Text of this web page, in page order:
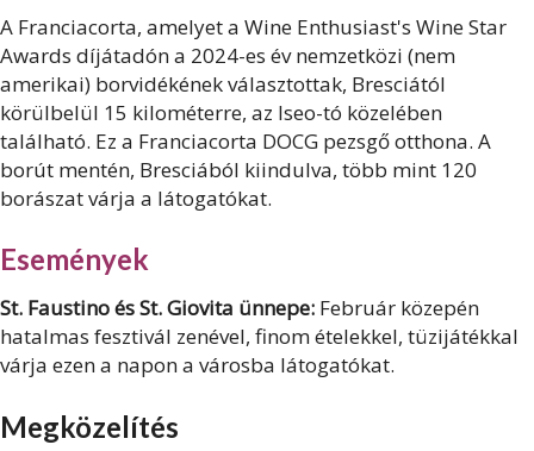
A Franciacorta, amelyet a Wine Enthusiast's Wine Star
Awards díjátadón a 2024-es év nemzetközi (nem
amerikai) borvidékének választottak, Bresciától
körülbelül 15 kilométerre, az Iseo-tó közelében
található. Ez a Franciacorta DOCG pezsgő otthona. A
borút mentén, Bresciából kiindulva, több mint 120
borászat várja a látogatókat.
Események
St. Faustino és St. Giovita ünnepe: Február közepén
hatalmas fesztivál zenével, finom ételekkel, tüzijátékkal
várja ezen a napon a városba látogatókat.
Megközelítés